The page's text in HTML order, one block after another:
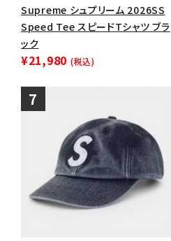
Supreme シュプリーム 2026SS
Speed Tee スピードTシャツ ブラ
ック
¥21,980 (税込)